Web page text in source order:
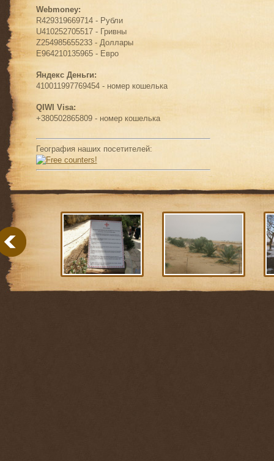
Webmoney:
R429319669714 - Рубли
U410252705517 - Гривны
Z254985655233 - Доллары
E964210135965 - Евро
Яндекс Деньги:
410011997769454 - номер кошелька
QIWI Visa:
+380502865809 - номер кошелька
География наших посетителей: